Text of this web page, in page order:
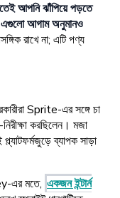
আপনি ঝাঁপিয়ে পড়তে
এগুলো আগাম অনুমানও
রাখে না; এটি পণ্য
Sprite-এর সঙ্গে চা
করছিলেন। মজা
ব্যাপক সাড়া
এর মতে, একজন ইন্টার্ন